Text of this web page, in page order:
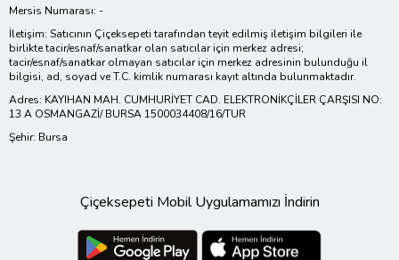
Mersis Numarası: -
İletişim: Satıcının Çiçeksepeti tarafından teyit edilmiş iletişim bilgileri ile
birlikte tacir/esnaf/sanatkar olan satıcılar için merkez adresi;
tacir/esnaf/sanatkar olmayan satıcılar için merkez adresinin bulunduğu il
bilgisi, ad, soyad ve T.C. kimlik numarası kayıt altında bulunmaktadır.
Adres: KAYIHAN MAH. CUMHURİYET CAD. ELEKTRONİKÇİLER ÇARŞISI NO:
13 A OSMANGAZİ/ BURSA 1500034408/16/TUR
Şehir: Bursa
Çiçeksepeti Mobil Uygulamamızı İndirin